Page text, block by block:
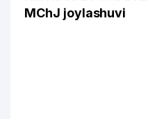
MChJ joylashuvi